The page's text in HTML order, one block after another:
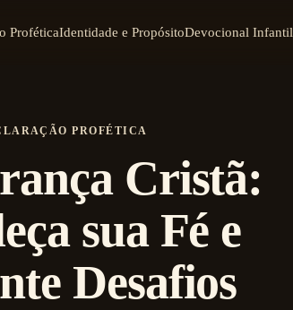
ProféticaIdentidade e PropósitoDevocional Infantil
PROFÉTICA
Cristã:
sua Fé e
Desafios